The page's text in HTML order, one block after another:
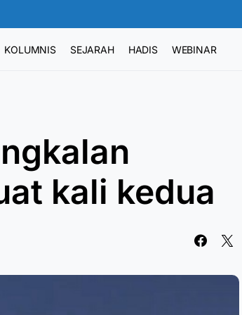
KOLUMNIS SEJARAH HADIS WEBINAR
kali kedua